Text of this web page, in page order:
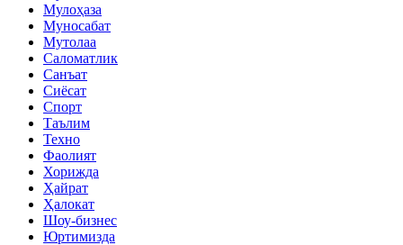
Мулоҳаза
Муносабат
Мутолаа
Саломатлик
Санъат
Сиёсат
Спорт
Таълим
Техно
Фаолият
Хорижда
Ҳайрат
Ҳалокат
Шоу-бизнес
Юртимизда